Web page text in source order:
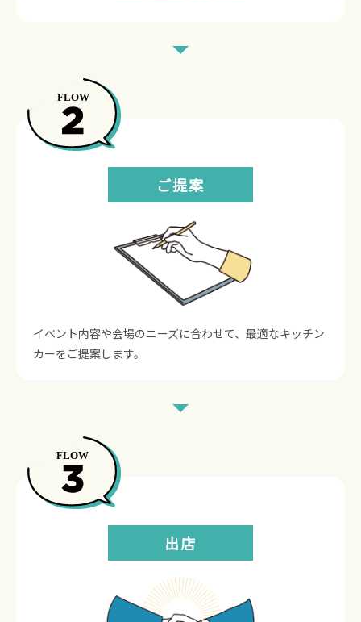
ご提案
イベント内容や会場のニーズに合わせて、最適なキッチン
カーをご提案します。
出店